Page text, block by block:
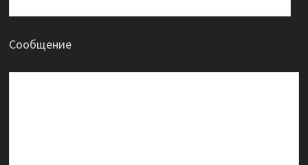
Сообщение